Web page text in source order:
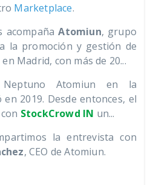
Marketplace.
acompaña Atomiun, grupo
la promoción y gestión de
Madrid, con más de 20...
Atomiun en la
2019. Desde entonces, el
StockCrowd IN un...
la entrevista con
, CEO de Atomiun.